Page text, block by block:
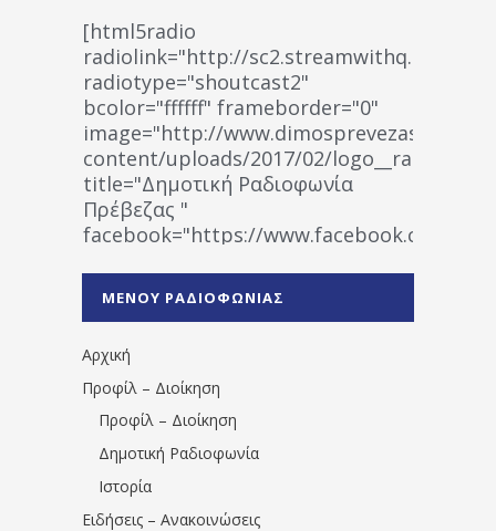
[html5radio
radiolink="http://
radiotype="shoutcast2"
bcolor="ffffff" frameborder="0"
image="http://www.dimosprevezas.gr/wp-
content/uploads/2017/02/
title="Δημοτική Ραδιοφωνία
Πρέβεζας "
facebook="https://www.facebook.com/
1531194763766854/" artist="" ]
ΜΕΝΟΥ ΡΑΔΙΟΦΩΝΙΑΣ
Αρχική
Προφίλ – Διοίκηση
Προφίλ – Διοίκηση
Δημοτική Ραδιοφωνία
Ιστορία
Ειδήσεις – Ανακοινώσεις